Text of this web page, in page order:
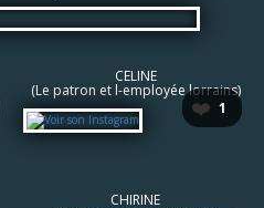
CELINE
(Le patron et l-employée lorrains)
❤️ 1
CHIRINE